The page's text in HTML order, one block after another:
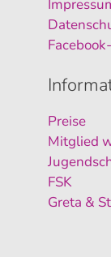
Preise
Mitglied
FSK
Greta &